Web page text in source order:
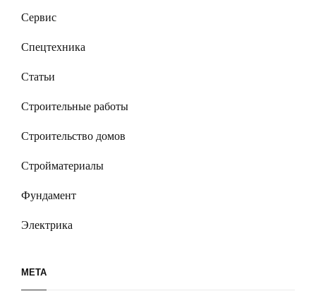
Сервис
Спецтехника
Статьи
Строительные работы
Строительство домов
Стройматериалы
Фундамент
Электрика
МЕТА